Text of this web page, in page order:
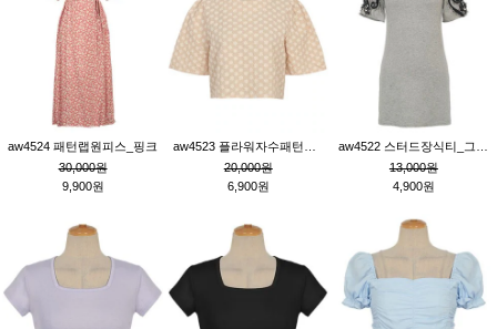
aw4524 패턴랩원피스_핑크
30,000원
9,900원
20,000원
6,900원
13,000원
4,900원